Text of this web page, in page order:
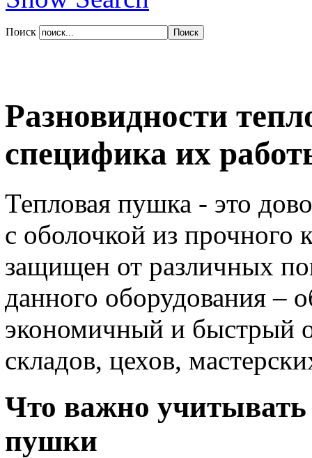
Поиск
Разновидности
специфика их
Тепловая пушка - это
с оболочкой из прочного
защищен от различных
данного оборудования –
экономичный и быстрый
складов, цехов,
Что важно
пушки